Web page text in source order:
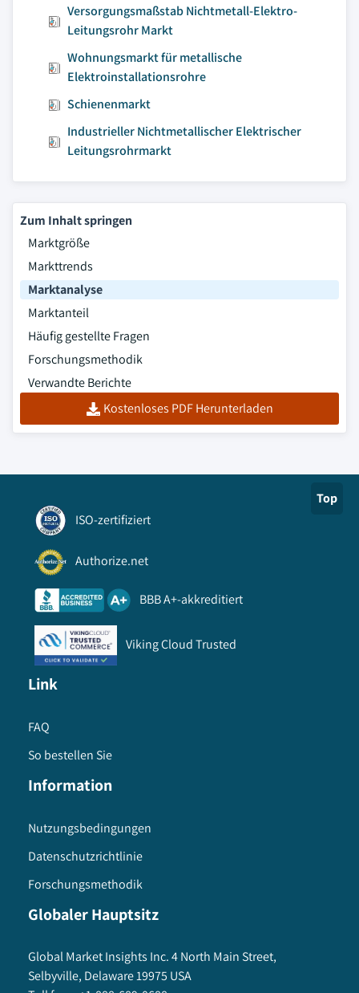
Versorgungsmaßstab Nichtmetall-Elektro-
Leitungsrohr Markt
Wohnungsmarkt für metallische
Elektroinstallationsrohre
Schienenmarkt
Industrieller Nichtmetallischer Elektrischer
Leitungsrohrmarkt
Zum Inhalt springen
Marktgröße
Markttrends
Marktanalyse
Marktanteil
Häufig gestellte Fragen
Forschungsmethodik
Verwandte Berichte
Kostenloses PDF Herunterladen
Top
ISO-zertifiziert
Authorize.net
BBB A+-akkreditiert
Viking Cloud Trusted
Link
FAQ
So bestellen Sie
Information
Nutzungsbedingungen
Datenschutzrichtlinie
Forschungsmethodik
Globaler Hauptsitz
Global Market Insights Inc. 4 North Main Street,
Selbyville, Delaware 19975 USA